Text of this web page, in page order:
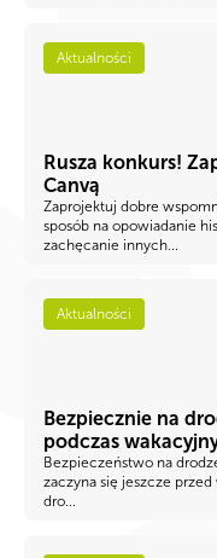
Aktualności
Rusza konkurs!
Canvą
Zaprojektuj dobre
sposób na opowiadanie
zachęcanie innych...
Aktualności
Bezpiecznie na
podczas
Bezpieczeństwo na
zaczyna się jeszcze
dro...